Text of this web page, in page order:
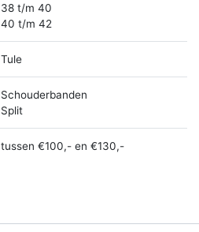
38 t/m 40
40 t/m 42
Tule
Schouderbanden
Split
tussen €100,- en €130,-